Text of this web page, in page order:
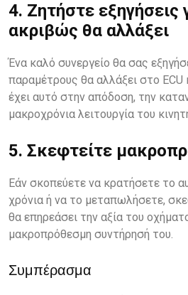
4. Ζητήστε εξηγήσεις
ακριβώς θα αλλάξει
Ένα καλό συνεργείο θα σας
παραμέτρους θα αλλάξει στο ECU
έχει αυτό στην απόδοση, την
μακροχρόνια λειτουργία του
5. Σκεφτείτε
Εάν σκοπεύετε να κρατήσετε το
χρόνια ή να το μεταπωλήσετε,
θα επηρεάσει την αξία του
μακροπρόθεσμη συντήρησή του.
Συμπέρασμα